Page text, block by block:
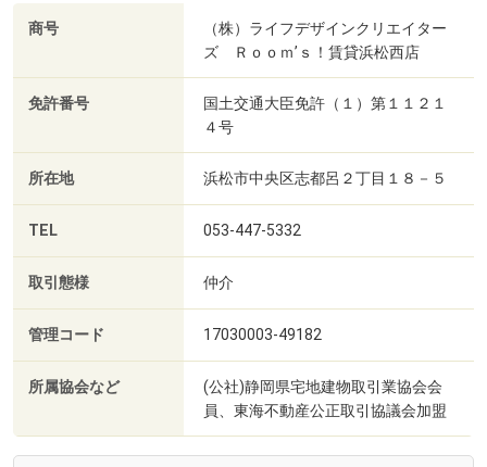
商号
（株）ライフデザインクリエイター
ズ Ｒｏｏｍ’ｓ！賃貸浜松西店
免許番号
国土交通大臣免許（１）第１１２１
４号
所在地 浜松市中央区志都呂２丁目１８－５
TEL 053-447-5332
取引態様 仲介
管理コード 17030003-49182
所属協会など
(公社)静岡県宅地建物取引業協会会
員、東海不動産公正取引協議会加盟